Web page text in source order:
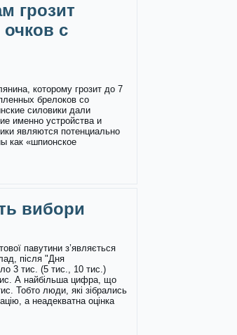
грозит
очков с
которому грозит до 7
брелоков со
силовики дали
именно устройства и
являются потенциально
как «шпионское
вибори
павутини з’являється
після "Дня
3 тис. (5 тис., 10 тис.)
А найбільша цифра, що
Тобто люди, які зібрались
а неадекватна оцінка